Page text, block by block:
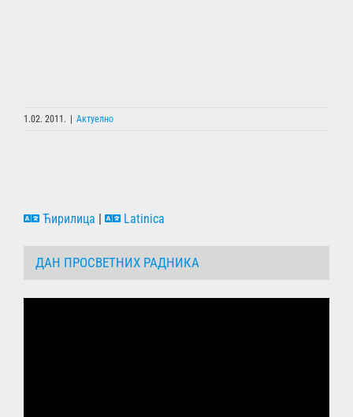
1.02. 2011. | Актуелно
Ћирилица | Latinica
ДАН ПРОСВЕТНИХ РАДНИКА